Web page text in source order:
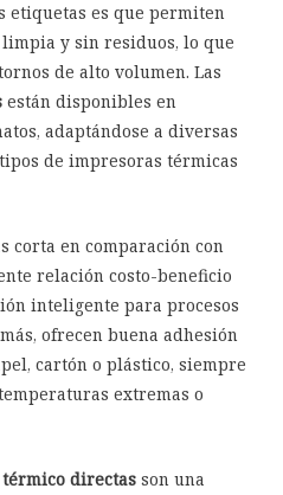
etiquetas es que permiten
y sin residuos, lo que
de alto volumen. Las
están disponibles en
adaptándose a diversas
de impresoras térmicas
corta en comparación con
relación costo-beneficio
inteligente para procesos
ofrecen buena adhesión
cartón o plástico, siempre
extremas o
directas son una